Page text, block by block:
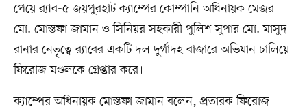
পেয়ে র‍্যাব-৫ জয়পুরহাট ক্যাম্পের কোম্পানি অধিনায়ক মেজর
মো. মোস্তফা জামান ও সিনিয়র সহকারী পুলিশ সুপার মো. মাসুদ
রানার নেতৃত্বে র‍্যাবের একটি দল দুর্গাদহ বাজারে অভিযান চালিয়ে
ফিরোজ মণ্ডলকে গ্রেপ্তার করে।
ক্যাম্পের অধিনায়ক মোস্তফা জামান বলেন, প্রতারক ফিরোজ